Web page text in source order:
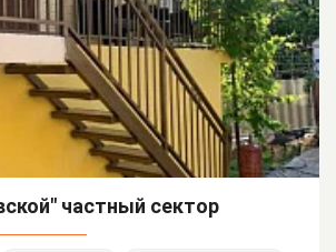
частный сектор